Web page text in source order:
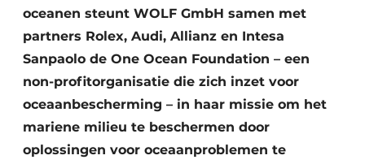
oceanen steunt WOLF GmbH samen met
partners Rolex, Audi, Allianz en Intesa
Sanpaolo de One Ocean Foundation – een
non-profitorganisatie die zich inzet voor
oceaanbescherming – in haar missie om het
mariene milieu te beschermen door
oplossingen voor oceaanproblemen te